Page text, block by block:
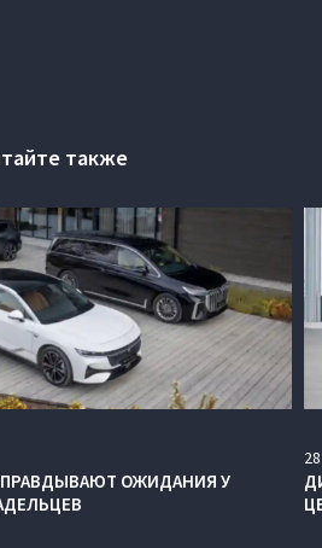
также
ОЖИДАНИЯ У
28